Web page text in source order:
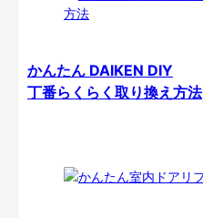
かんたん DAIKEN DIY
丁番らくらく取り換え方法